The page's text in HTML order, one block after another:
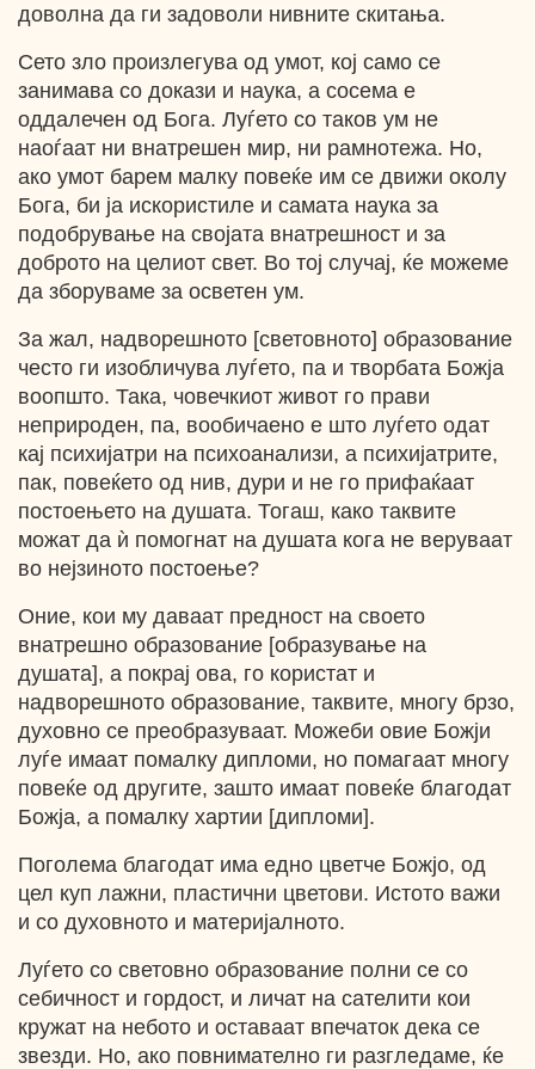
доволна да ги задоволи нивните скитања.
Сето зло произлегува од умот, кој само се
занимава со докази и наука, а сосема е
оддалечен од Бога. Луѓето со таков ум не
наоѓаат ни внатрешен мир, ни рамнотежа. Но,
ако умот барем малку повеќе им се движи околу
Бога, би ја искористиле и самата наука за
подобрување на својата внатрешност и за
доброто на целиот свет. Во тој случај, ќе можеме
да зборуваме за осветен ум.
За жал, надворешното [световното] образование
често ги изобличува луѓето, па и творбата Божја
воопшто. Така, човечкиот живот го прави
неприроден, па, вообичаено е што луѓето одат
кај психијатри на психоанализи, а психијатрите,
пак, повеќето од нив, дури и не го прифаќаат
постоењето на душата. Тогаш, како таквите
можат да ѝ помогнат на душата кога не веруваат
во нејзиното постоење?
Оние, кои му даваат предност на своето
внатрешно образование [образување на
душата], а покрај ова, го користат и
надворешното образование, таквите, многу брзо,
духовно се преобразуваат. Можеби овие Божји
луѓе имаат помалку дипломи, но помагаат многу
повеќе од другите, зашто имаат повеќе благодат
Божја, а помалку хартии [дипломи].
Поголема благодат има едно цветче Божјо, од
цел куп лажни, пластични цветови. Истото важи
и со духовното и материјалното.
Луѓето со световно образование полни се со
себичност и гордост, и личат на сателити кои
кружат на небото и оставаат впечаток дека се
звезди. Но, ако повнимателно ги разгледаме, ќе